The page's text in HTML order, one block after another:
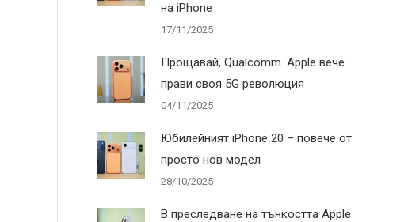
на iPhone
17/11/2025
Прощавай, Qualcomm. Apple вече
прави своя 5G революция
04/11/2025
Юбилейният iPhone 20 – повече от
просто нов модел
28/10/2025
В преследване на тънкостта Apple